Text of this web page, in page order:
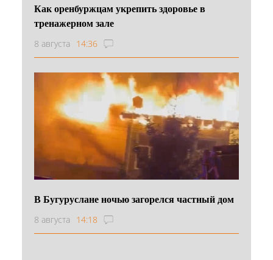
Как оренбуржцам укрепить здоровье в
тренажерном зале
8 августа 14:36
В Бугуруслане ночью загорелся частный дом
8 августа 14:18